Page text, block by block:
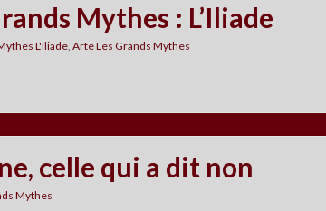
Mythes : L’Iliade
L'Iliade, Arte Les Grands Mythes
celle qui a dit non
Mythes